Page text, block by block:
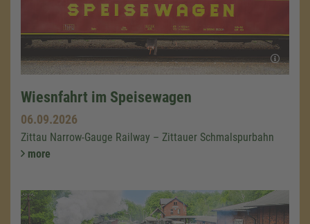
Wiesnfahrt im Speisewagen
06.09.2026
Zittau Narrow-Gauge Railway – Zittauer Schmalspurbahn
more